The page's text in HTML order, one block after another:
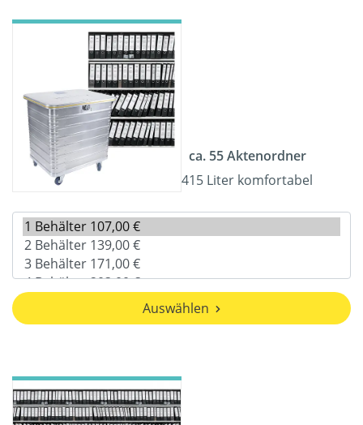
ca. 55 Aktenordner
415 Liter komfortabel
Auswählen